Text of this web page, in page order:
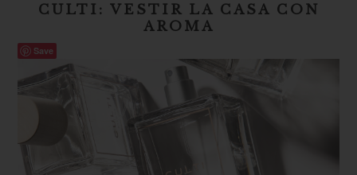
CULTI: VESTIR LA CASA CON
AROMA
Save